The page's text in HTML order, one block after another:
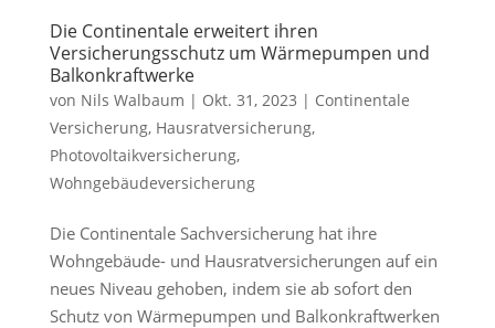
Die Continentale erweitert ihren
Versicherungsschutz um Wärmepumpen und
Balkonkraftwerke
von Nils Walbaum | Okt. 31, 2023 | Continentale
Versicherung, Hausratversicherung,
Photovoltaikversicherung,
Wohngebäudeversicherung
Die Continentale Sachversicherung hat ihre
Wohngebäude- und Hausratversicherungen auf ein
neues Niveau gehoben, indem sie ab sofort den
Schutz von Wärmepumpen und Balkonkraftwerken